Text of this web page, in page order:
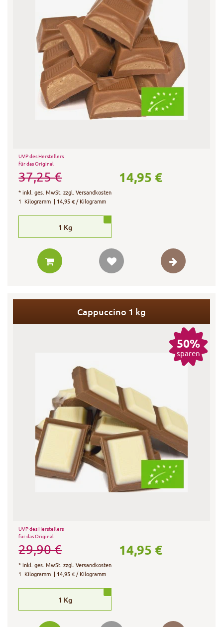
UVP des Herstellers
für das Original
37,25 € 14,95 €
*inkl. ges. MwSt. zzgl.Versandkosten
1 Kilogramm | 14,95 € / Kilogramm
1 Kg
Cappuccino 1 kg
50%
sparen
UVP des Herstellers
für das Original
29,90 € 14,95 €
*inkl. ges. MwSt. zzgl.Versandkosten
1 Kilogramm | 14,95 € / Kilogramm
1 Kg